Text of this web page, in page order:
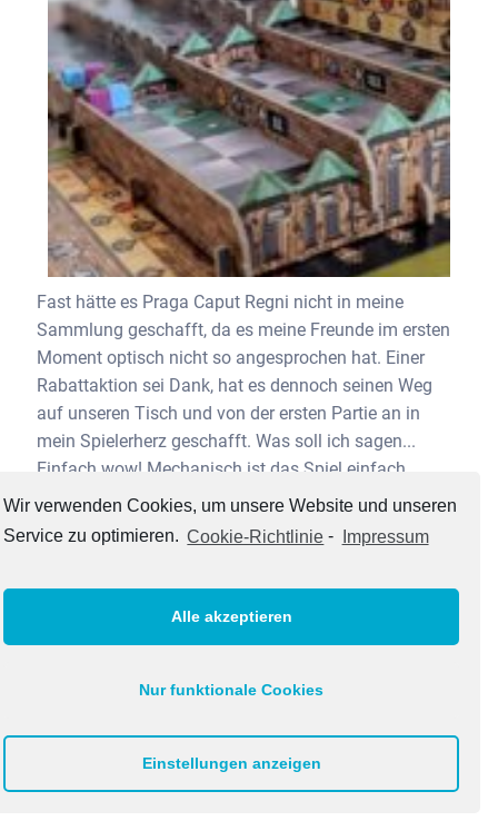
Wir verwenden Cookies, um unsere Website und unseren
Service zu optimieren. Cookie-Richtlinie - Impressum
Alle akzeptieren
Nur funktionale Cookies
Einstellungen anzeigen
Fast hätte es Praga Caput Regni nicht in meine
Sammlung geschafft, da es meine Freunde im ersten
Moment optisch nicht so angesprochen hat. Einer
Rabattaktion sei Dank, hat es dennoch seinen Weg
auf unseren Tisch und von der ersten Partie an in
mein Spielerherz geschafft. Was soll ich sagen...
Einfach wow! Mechanisch ist das Spiel einfach
grandios. Es macht so viel Spaß, eine der zahlreichen
möglichen Strategien zu verfolgen, zu tüfteln und
Kettenreaktionen auszulösen. Das Artwork mag nicht
unübersichtlich, passt jedoch meiner Meinung nach
neue Dimensionen auf den Tisch bringt. Praga Caput